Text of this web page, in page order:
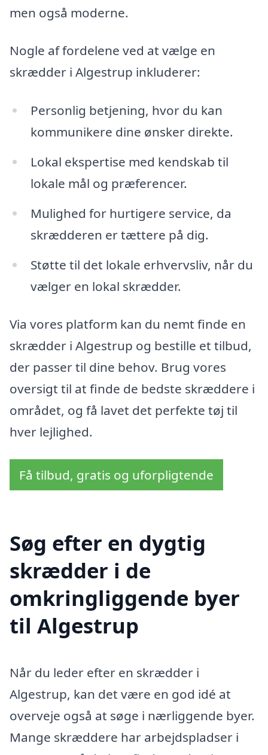
men også moderne.
Nogle af fordelene ved at vælge en
skrædder i Algestrup inkluderer:
Personlig betjening, hvor du kan
kommunikere dine ønsker direkte.
Lokal ekspertise med kendskab til
lokale mål og præferencer.
Mulighed for hurtigere service, da
skrædderen er tættere på dig.
Støtte til det lokale erhvervsliv, når du
vælger en lokal skrædder.
Via vores platform kan du nemt finde en
skrædder i Algestrup og bestille et tilbud,
der passer til dine behov. Brug vores
oversigt til at finde de bedste skræddere i
området, og få lavet det perfekte tøj til
hver lejlighed.
Få tilbud, gratis og uforpligtende
Søg efter en dygtig
skrædder i de
omkringliggende byer
til Algestrup
Når du leder efter en skrædder i
Algestrup, kan det være en god idé at
overveje også at søge i nærliggende byer.
Mange skræddere har arbejdspladser i